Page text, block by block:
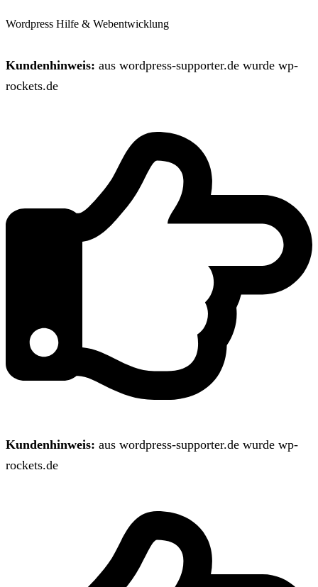
Wordpress Hilfe & Webentwicklung
Kundenhinweis: aus wordpress-supporter.de wurde wp-
rockets.de
Kundenhinweis: aus wordpress-supporter.de wurde wp-
rockets.de